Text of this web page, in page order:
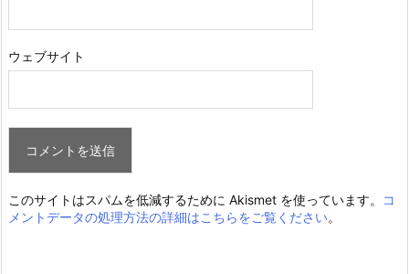
ウェブサイト
このサイトはスパムを低減するために Akismet を使っています。
コ
メントデータの処理方法の詳細はこちらをご覧ください。